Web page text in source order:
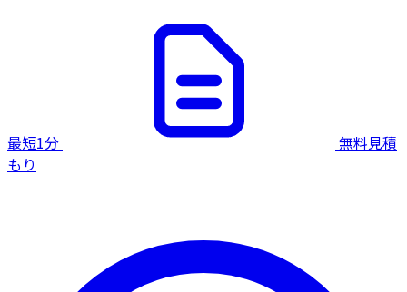
最短1分
無料見積
もり